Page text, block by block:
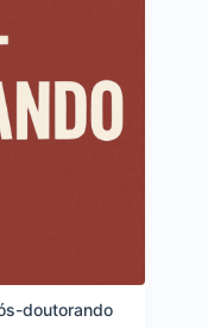
doutorando